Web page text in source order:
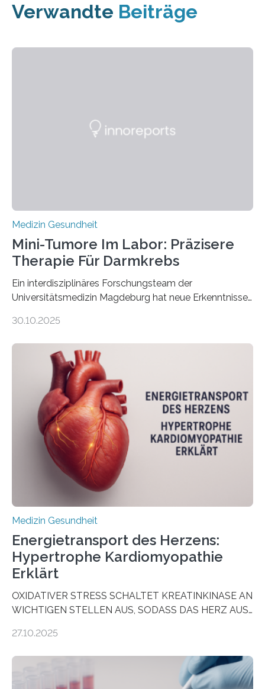
Verwandte Beiträge
Medizin Gesundheit
Mini-Tumore Im Labor: Präzisere
Therapie Für Darmkrebs
Ein interdisziplinäres Forschungsteam der
Universitätsmedizin Magdeburg hat neue Erkenntnisse
behandelt werden kann. In ihrer aktuellen Studie,
Oncology, zeigen die Forschenden, dass Mini-Tumore
aus Gewebe von Patientinnen und Patienten –
sogenannte Organoide – genutzt werden können, um
vorab zu prüfen, welche Medikamente am besten
wirken. Dabei wurde ein Eiweiß identifiziert, das künftig
als Biomarker für die Wahl der passenden Therapie
dienen könnte. Darmkrebs zählt weltweit zu den
häufigsten Krebsarten und stellt…
30.10.2025
Medizin Gesundheit
Energietransport des Herzens:
Hypertrophe Kardiomyopathie
Erklärt
OXIDATIVER STRESS SCHALTET KREATINKINASE AN
WICHTIGEN STELLEN AUS, SODASS DAS HERZ AUS
aus dem Deutschen Zentrum für Herzinsuffizienz
im Journal Circulation, warum der Energietransport bei
der Hypertrophen Kardiomyopathie (HCM) versagen
27.10.2025